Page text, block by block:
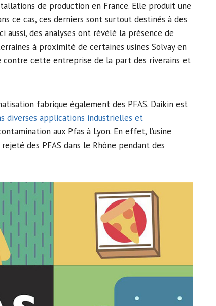
de production en France. Elle produit une
ce cas, ces derniers sont surtout destinés à des
des analyses ont révélé la présence de
à proximité de certaines usines Solvay en
contre cette entreprise de la part des riverains et
fabrique également des PFAS. Daikin est
diverses applications industrielles et
aux Pfas à Lyon. En effet, l’usine
des PFAS dans le Rhône pendant des